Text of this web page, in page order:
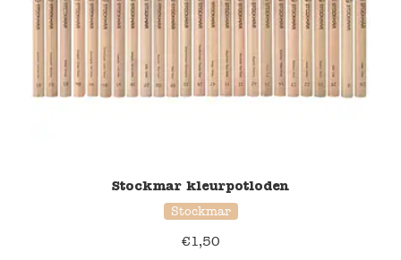
Stockmar kleurpotloden
Stockmar
€1,50